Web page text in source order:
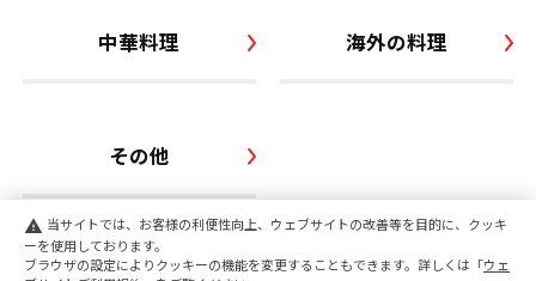
中華料理 海外の料理
その他
warning 当サイトでは、お客様の利便性向上、ウェブサイトの改善等を目的に、クッキ
ーを使用しております。
ブラウザの設定によりクッキーの機能を変更することもできます。詳しくは「ウェ